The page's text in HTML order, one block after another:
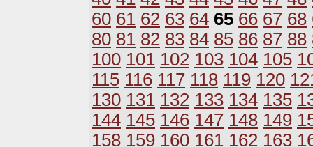
60 61 62 63 64 65 66 67 68
80 81 82 83 84 85 86 87 88
100 101 102 103 104 105
115 116 117 118 119 120
130 131 132 133 134 135
144 145 146 147 148 149
158 159 160 161 162 163